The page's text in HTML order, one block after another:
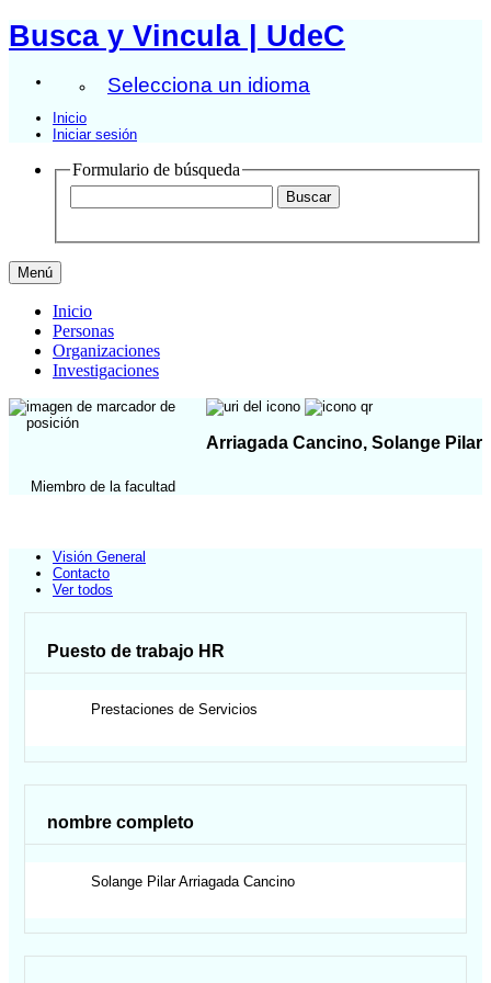
Busca y Vincula | UdeC
Selecciona un idioma
Inicio
Iniciar sesión
Formulario de búsqueda
Menú
Inicio
Personas
Organizaciones
Investigaciones
Arriagada Cancino, Solange Pilar
Miembro de la facultad
Visión General
Contacto
Ver todos
Puesto de trabajo HR
Prestaciones de Servicios
nombre completo
Solange Pilar Arriagada Cancino